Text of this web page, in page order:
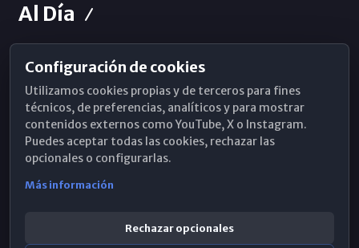
Al Día
Horarios de Misa
Hemeroteca
WhatsApp
Configuración de cookies
Utilizamos cookies propias y de terceros para fines
técnicos, de preferencias, analíticos y para mostrar
contenidos externos como YouTube, X o Instagram.
Puedes aceptar todas las cookies, rechazar las
opcionales o configurarlas.
Más información
Rechazar opcionales